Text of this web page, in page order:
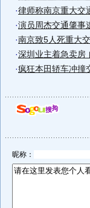
·律师称南京重大交
·演员周杰交通肇事
·南京致5人死重大
·深圳业主着急卖房
·疯狂本田轿车冲撞
昵称：